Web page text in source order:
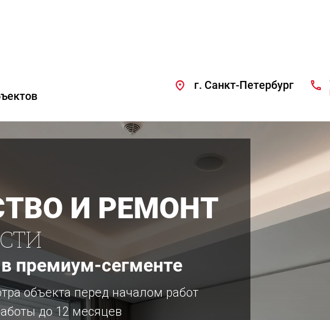
г. Санкт-Петербург
И РЕМОНТ
премиум-сегменте
объекта перед началом работ
до 12 месяцев